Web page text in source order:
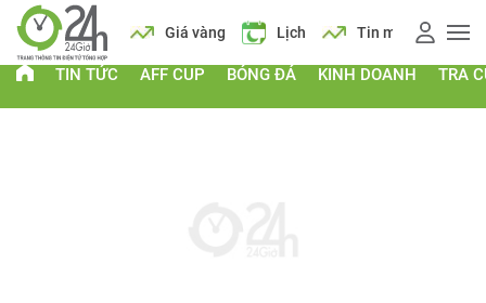
Giá vàng Lịch Tin mới AFF Cup
TIN TỨC AFF CUP BÓNG ĐÁ KINH DOANH TRA